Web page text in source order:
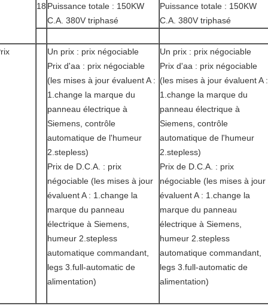
18 Puissance totale : 150KW
C.A. 380V triphasé
Puissance totale : 150KW
C.A. 380V triphasé
Un prix : prix négociable
Prix d'aa : prix négociable
(les mises à jour évaluent A :
1.change la marque du
panneau électrique à
Siemens, contrôle
automatique de l'humeur
2.stepless)
Prix de D.C.A. : prix
négociable (les mises à jour
évaluent A : 1.change la
marque du panneau
électrique à Siemens,
humeur 2.stepless
automatique commandant,
legs 3.full-automatic de
alimentation)
Un prix : prix négociable
Prix d'aa : prix négociable
(les mises à jour évaluent A :
1.change la marque du
panneau électrique à
Siemens, contrôle
automatique de l'humeur
2.stepless)
Prix de D.C.A. : prix
négociable (les mises à jour
évaluent A : 1.change la
marque du panneau
électrique à Siemens,
humeur 2.stepless
automatique commandant,
legs 3.full-automatic de
alimentation)